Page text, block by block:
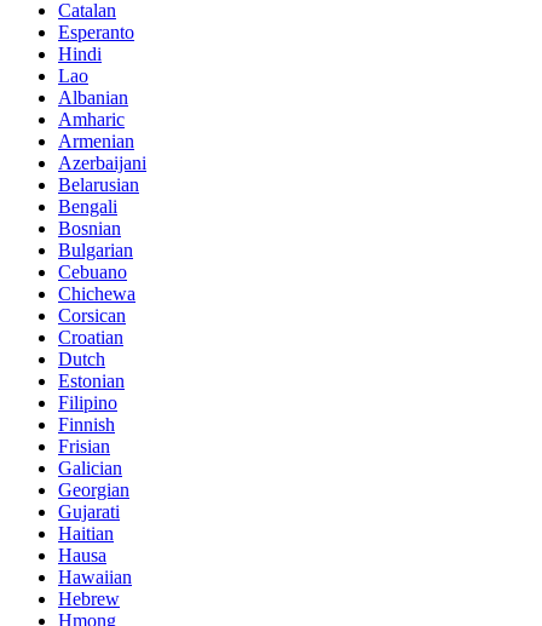
Catalan
Esperanto
Hindi
Lao
Albanian
Amharic
Armenian
Azerbaijani
Belarusian
Bengali
Bosnian
Bulgarian
Cebuano
Chichewa
Corsican
Croatian
Dutch
Estonian
Filipino
Finnish
Frisian
Galician
Georgian
Gujarati
Haitian
Hausa
Hawaiian
Hebrew
Hmong